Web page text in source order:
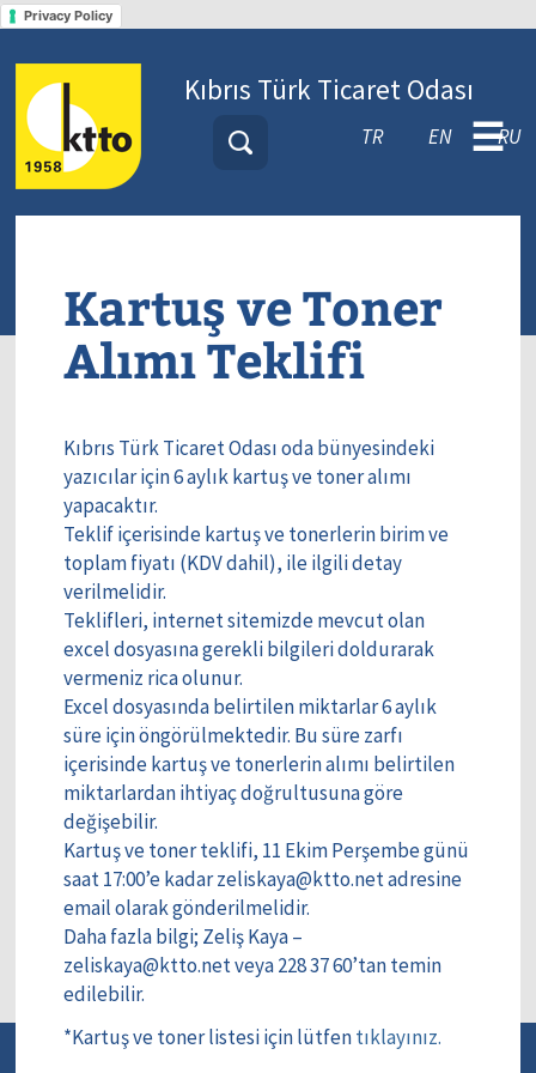
Privacy Policy
Kıbrıs Türk Ticaret Odası
TR EN RU
☰
Kartuş ve Toner
Alımı Teklifi
Kıbrıs Türk Ticaret Odası oda bünyesindeki
yazıcılar için 6 aylık kartuş ve toner alımı
yapacaktır.
Teklif içerisinde kartuş ve tonerlerin birim ve
toplam fiyatı (KDV dahil), ile ilgili detay
verilmelidir.
Teklifleri, internet sitemizde mevcut olan
excel dosyasına gerekli bilgileri doldurarak
vermeniz rica olunur.
Excel dosyasında belirtilen miktarlar 6 aylık
süre için öngörülmektedir. Bu süre zarfı
içerisinde kartuş ve tonerlerin alımı belirtilen
miktarlardan ihtiyaç doğrultusuna göre
değişebilir.
Kartuş ve toner teklifi, 11 Ekim Perşembe günü
saat 17:00’e kadar zeliskaya@ktto.net adresine
email olarak gönderilmelidir.
Daha fazla bilgi; Zeliş Kaya –
zeliskaya@ktto.net veya 228 37 60’tan temin
edilebilir.
*Kartuş ve toner listesi için lütfentıklayınız.